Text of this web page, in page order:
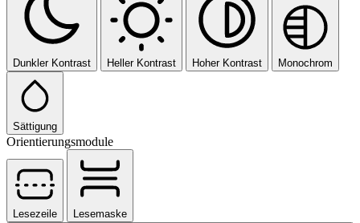
Dunkler Kontrast Heller Kontrast Hoher Kontrast Monochrom
Sättigung
Orientierungsmodule
Lesezeile
Lesemaske